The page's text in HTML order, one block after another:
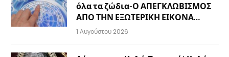
όλα τα ζώδια-Ο ΑΠΕΓΚΛΩΒΙΣΜΟΣ
ΑΠΟ ΤΗΝ ΕΞΩΤΕΡΙΚΗ ΕΙΚΟΝΑ…
1 Αυγούστου 2026